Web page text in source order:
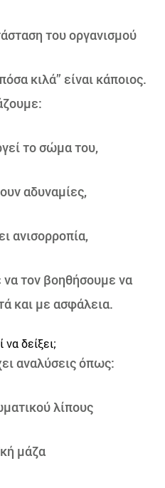
του οργανισμού
κιλά” είναι κάποιος.
το σώμα του,
αδυναμίες,
ανισορροπία,
τον βοηθήσουμε να
και με ασφάλεια.
να δείξει;
αναλύσεις όπως:
λίπους
μάζα